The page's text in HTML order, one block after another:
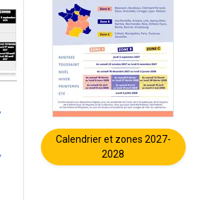
Calendrier et zones 2027-
2028